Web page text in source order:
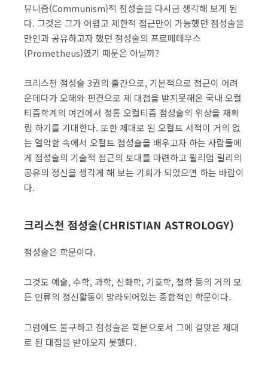
뮤니즘(Communism)적 점성술을 다시금 생각해 보게 된
다. 그것은 그가 어렵고 제한적 접근만이 가능했던 점성술을
만인과 공유하고자 했던 점성술의 프로메테우스
(Prometheus)였기 때문은 아닐까?
크리스천 점성술 3권의 출간으로, 기본적으로 접근이 어려
운데다가 오해와 편견으로 제 대접을 받지못해온 국내 오컬
티즘학계의 여건에서 정통 오컬티즘 점성술의 위상을 재확
립 하기를 기대한다. 또한 제대로 된 오컬트 서적이 거의 없
는 열악함 속에서 오컬트 점성술을 배우고자 하는 사람들에
게 점성술의 기술적 접근의 토대를 마련하고 윌리엄 릴리의
공유의 정신을 생각게 해 보는 기회가 되었으면 하는 바람이
다.
크리스천 점성술(CHRISTIAN ASTROLOGY)
점성술은 학문이다.
그것도 예술, 수학, 과학, 신화학, 기호학, 철학 등의 거의 모
든 인류의 정신활동이 망라되어있는 종합적인 학문이다.
그럼에도 불구하고 점성술은 학문으로서 그에 걸맞은 제대
로 된 대접을 받아오지 못했다.